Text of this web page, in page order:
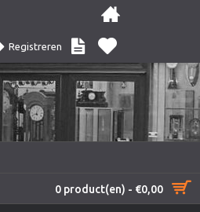
Registreren
0 product(en) - €0,00